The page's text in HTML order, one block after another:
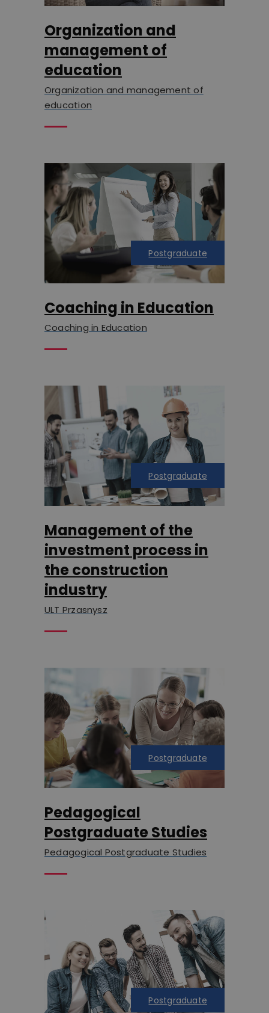
Organization and
management of
education
Organization and management of
education
Postgraduate
Coaching in Education
Coaching in Education
Postgraduate
Management of the
investment process in
the construction
industry
ULT Przasnysz
Postgraduate
Pedagogical
Postgraduate Studies
Pedagogical Postgraduate Studies
Postgraduate